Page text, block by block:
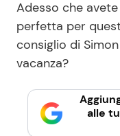
Adesso che
perfetta per
consiglio di
vacanza?
alle